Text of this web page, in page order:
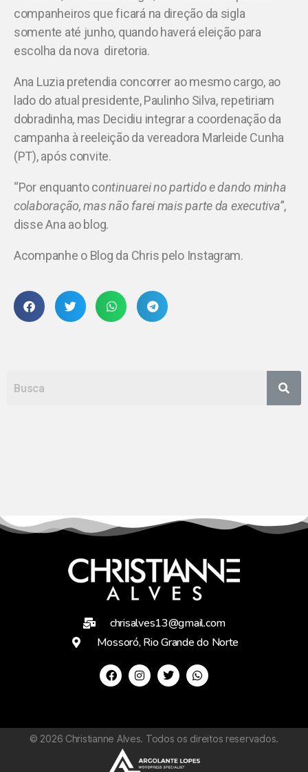
companheiros que ficará na direção da sigla
somente até junho, quando haverá eleição para
escolha da nova diretoria.
Ana Luzia pretendia concorrer ao mesmo cargo, ao
lado do atual presidente, Paulinho Silva, repetiriam
dobradinha, mas Decidiu integrar a coordenação da
campanha à reeleição da vereadora Marleide Cunha
(PT), após convite.
“Por enquanto continuarei no partido e dando minha
colaboração, mas não farei mais parte da executiva”,
disse Ana ao blog.
Acompanhe o Blog da Chris pelo Instagram.
chrisalves13@gmail.com
Mossoró, Rio Grande do Norte
© 2026 Christianne Alves. Todos os direitos reservados.